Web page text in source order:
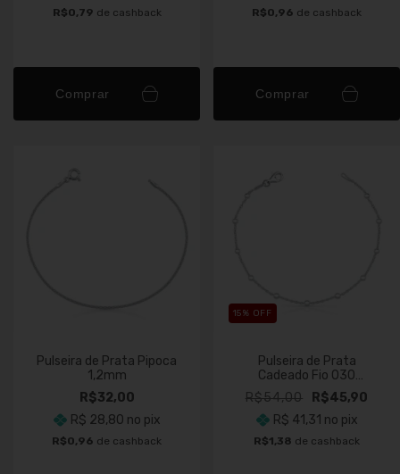
R$0,79 de cashback
Comprar
R$0,96 de cashback
Comprar
Pulseira de Prata Pipoca
1,2mm
R$32,00
R$ 28,80 no pix
R$0,96 de cashback
15% OFF
Pulseira de Prata
Cadeado Fio 030
Bolinhas 2,5mm
R$54,00
R$45,90
R$ 41,31 no pix
R$1,38 de cashback